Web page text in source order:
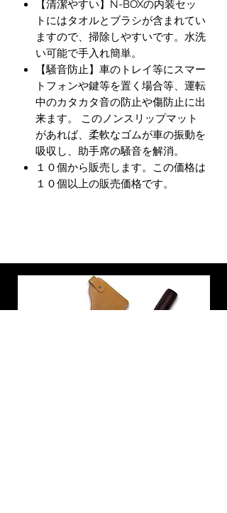
【清潔やすい】N-BOXの内装セッ
トにはタオルとブラシが含まれてい
ますので、掃除しやすいです。水洗
い可能で手入れ簡単。
【騒音防止】車のトレイ等にスマー
トフォンや鍵等を置く場合等、運転
中のカタカタ音の防止や傷防止に出
来ます。 このノンスリップマット
があれば、柔軟なゴムが車の振動を
吸収し、助手席の騒音を解消。
１０個から販売します。この価格は
１０個以上の販売価格です。